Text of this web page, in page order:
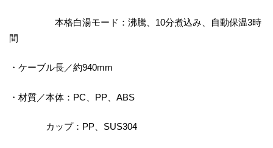
本格白湯モード：沸騰、10分煮込み、自動保温3時
間
・ケーブル長／約940mm
・材質／本体：PC、PP、ABS
カップ：PP、SUS304